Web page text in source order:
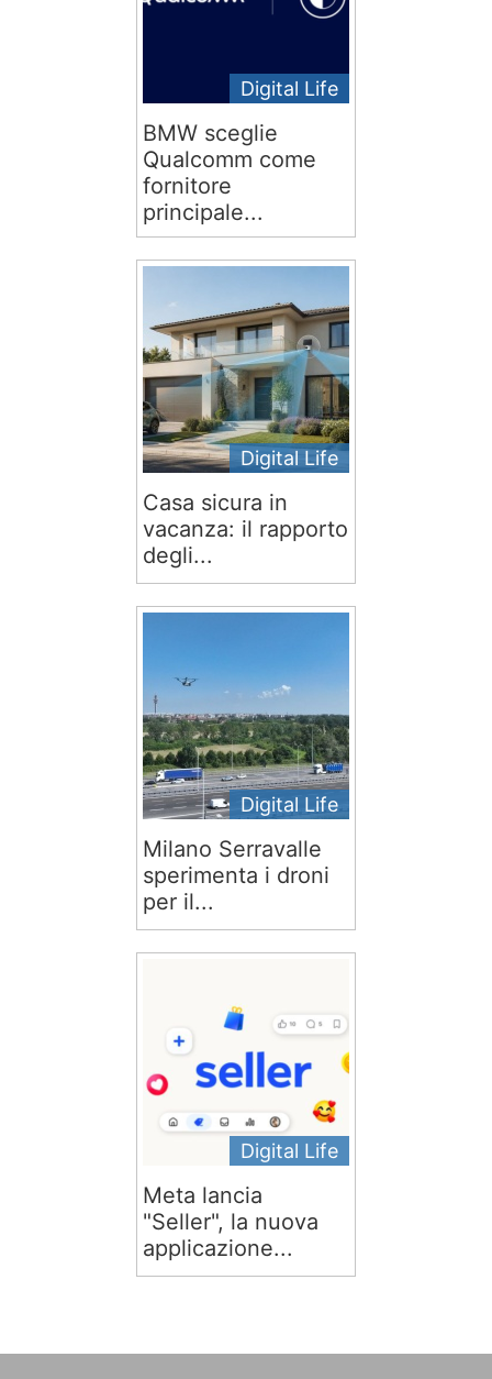
Digital Life
BMW sceglie
Qualcomm come
fornitore
principale...
Digital Life
Casa sicura in
vacanza: il rapporto
degli...
Digital Life
Milano Serravalle
sperimenta i droni
per il...
Digital Life
Meta lancia
"Seller", la nuova
applicazione...